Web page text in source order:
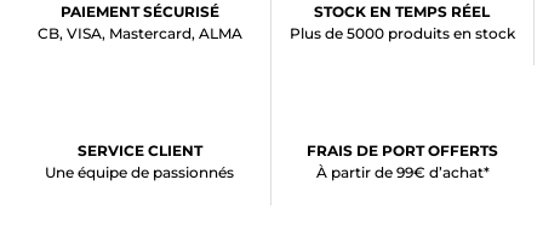
PAIEMENT SÉCURISÉ
CB, VISA, Mastercard, ALMA
STOCK EN TEMPS RÉEL
Plus de 5000 produits en stock
SERVICE CLIENT
Une équipe de passionnés
FRAIS DE PORT OFFERTS
À partir de 99€ d’achat*